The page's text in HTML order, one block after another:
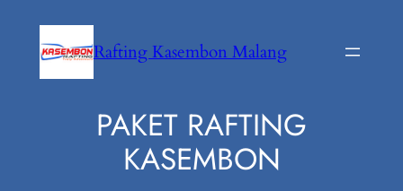
Rafting Kasembon Malang
PAKET RAFTING
KASEMBON